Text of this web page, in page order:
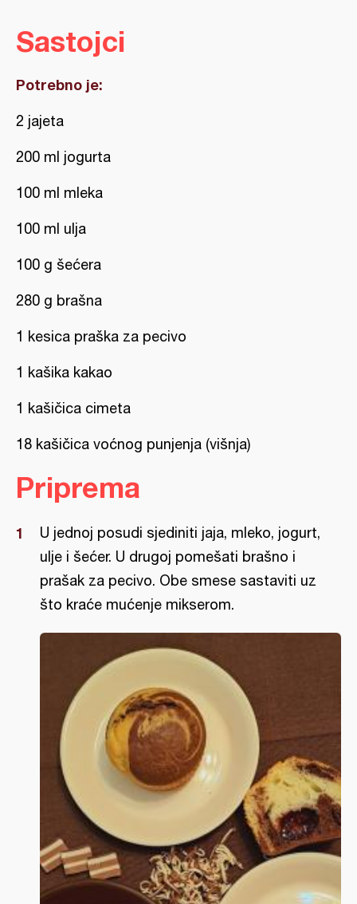
Sastojci
Potrebno je:
2 jajeta
200 ml jogurta
100 ml mleka
100 ml ulja
100 g šećera
280 g brašna
1 kesica praška za pecivo
1 kašika kakao
1 kašičica cimeta
18 kašičica voćnog punjenja (višnja)
Priprema
U jednoj posudi sjediniti jaja, mleko, jogurt,
ulje i šećer. U drugoj pomešati brašno i
prašak za pecivo. Obe smese sastaviti uz
što kraće mućenje mikserom.